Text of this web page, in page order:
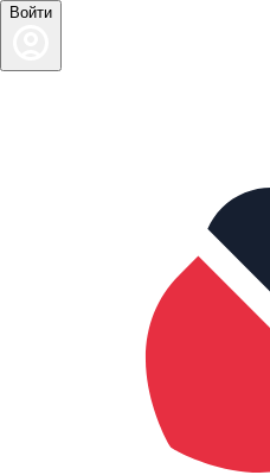
Войти